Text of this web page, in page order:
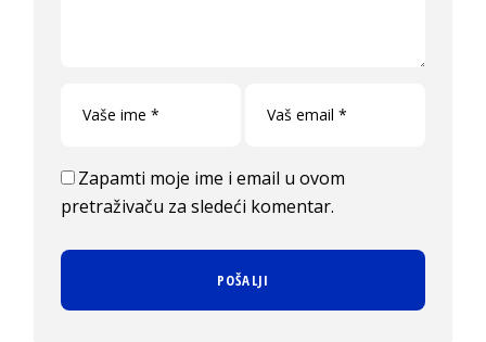
Zapamti moje ime i email u ovom
pretraživaču za sledeći komentar.